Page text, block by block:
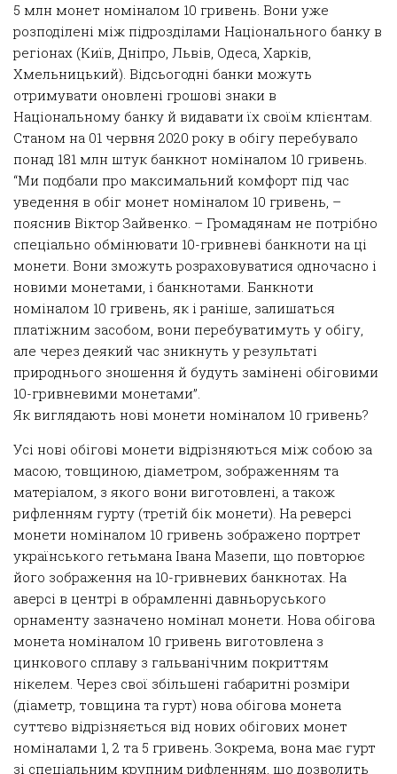
5 млн монет номіналом 10 гривень. Вони уже
розподілені між підрозділами Національного банку в
регіонах (Київ, Дніпро, Львів, Одеса, Харків,
Хмельницький). Відсьогодні банки можуть
отримувати оновлені грошові знаки в
Національному банку й видавати їх своїм клієнтам.
Станом на 01 червня 2020 року в обігу перебувало
понад 181 млн штук банкнот номіналом 10 гривень.
“Ми подбали про максимальний комфорт під час
уведення в обіг монет номіналом 10 гривень, –
пояснив Віктор Зайвенко. – Громадянам не потрібно
спеціально обмінювати 10-гривневі банкноти на ці
монети. Вони зможуть розраховуватися одночасно і
новими монетами, і банкнотами. Банкноти
номіналом 10 гривень, як і раніше, залишаться
платіжним засобом, вони перебуватимуть у обігу,
але через деякий час зникнуть у результаті
природнього зношення й будуть замінені обіговими
10-гривневими монетами”.
Як виглядають нові монети номіналом 10 гривень?
Усі нові обігові монети відрізняються між собою за
масою, товщиною, діаметром, зображенням та
матеріалом, з якого вони виготовлені, а також
рифленням гурту (третій бік монети). На реверсі
монети номіналом 10 гривень зображено портрет
українського гетьмана Івана Мазепи, що повторює
його зображення на 10-гривневих банкнотах. На
аверсі в центрі в обрамленні давньоруського
орнаменту зазначено номінал монети. Нова обігова
монета номіналом 10 гривень виготовлена з
цинкового сплаву з гальванічним покриттям
нікелем. Через свої збільшені габаритні розміри
(діаметр, товщина та гурт) нова обігова монета
суттєво відрізняється від нових обігових монет
номіналами 1, 2 та 5 гривень. Зокрема, вона має гурт
зі спеціальним крупним рифленням, що дозволить